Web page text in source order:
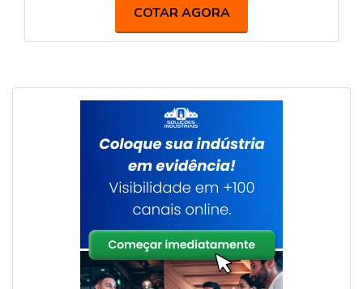
assertividade com um produto final que gera
expectativa e apresenta propostas que seguem as
muitas maneiras eficientes de demonstrar
competência e excelência em sua área de atuação. A
Avery foca seus esforços em criar para cada cliente
uma estrutura com: Escritório de alta qualidade
onde são realizadas as atividades; Tecnologias,
técnicas, treinamentos e reciclagem de
conhecimentos que superem possíveis dificuldades;
Catálogo amplo de produtos para as mais diversas
necessidades. Tudo para se certificar que se tenha
onde comprar tampas de plástico com ótima
COTAR AGORA